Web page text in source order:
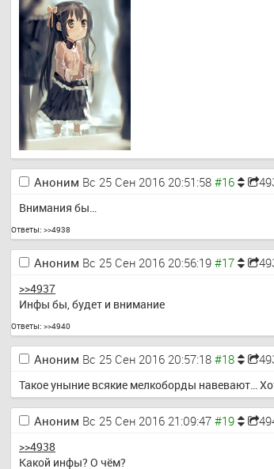
Аноним Вс 25 Сен 2016 20:51:58
Внимания бы…
Ответы: >>4938
Аноним Вс 25 Сен 2016 20:56:19
>>4937
Инфы бы, будет и внимание
Ответы: >>4940
Аноним Вс 25 Сен 2016 20:57:18
Такое уныние всякие мелкоборды навевают…
Аноним Вс 25 Сен 2016 21:09:47
>>4938
Какой инфы? О чём?